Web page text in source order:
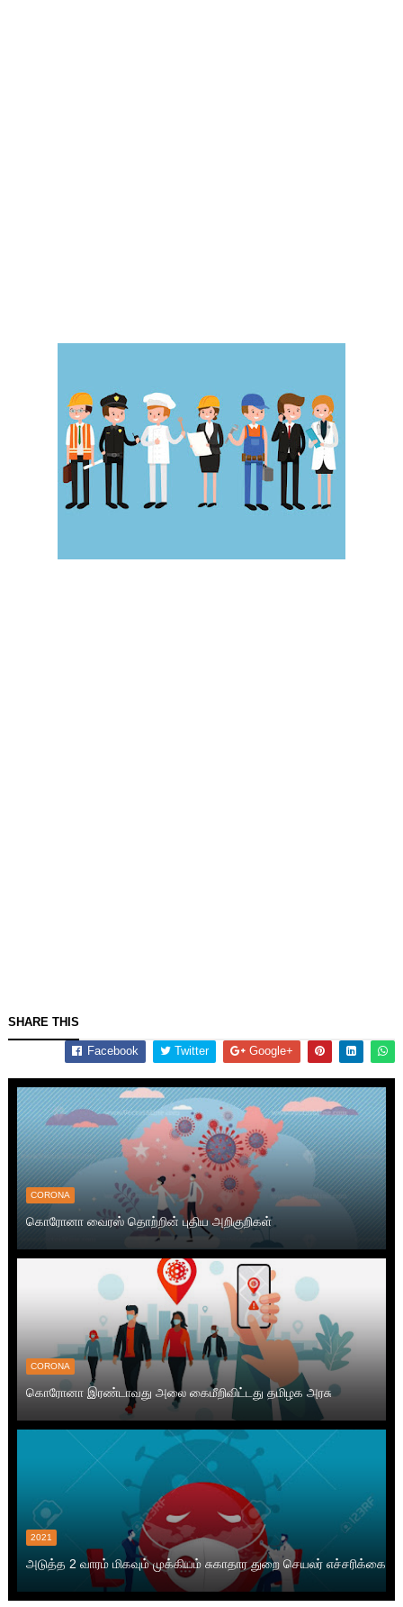
SHARE THIS
Facebook Twitter Google+
CORONA
கொரோனா வைரஸ் தொற்றின் புதிய அறிகுறிகள்
CORONA
கொரோனா இரண்டாவது அலை கைமீறிவிட்டது தமிழக அரசு
2021
அடுத்த 2 வாரம் மிகவும் முக்கியம் சுகாதார துறை செயலர் எச்சரிக்கை